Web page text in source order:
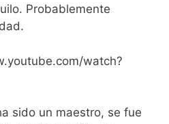
Probablemente
watch?
sido un maestro, se fue